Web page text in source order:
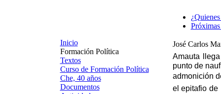
Inicio
Formación Política
Textos
Curso de Formación Política
Che, 40 años
Documentos
José Carlos
Amauta
punto de
admonición
el epitafio de